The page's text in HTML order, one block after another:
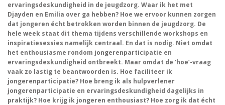
ervaringsdeskundigheid in de jeugdzorg. Waar ik het met
Djayden en Emilia over ga hebben? Hoe we ervoor kunnen zorgen
dat jongeren écht betrokken worden binnen de jeugdzorg. De
hele week staat dit thema tijdens verschillende workshops en
inspiratiesessies namelijk centraal. En dat is nodig. Niet omdat
het enthousiasme rondom jongerenparticipatie en
ervaringsdeskundigheid ontbreekt. Maar omdat de ‘hoe’-vraag
vaak zo lastig te beantwoorden is. Hoe faciliteer ik
jongerenparticipatie? Hoe breng ik als hulpverlener
jongerenparticipatie en ervaringsdeskundigheid dagelijks in
praktijk? Hoe krijg ik jongeren enthousiast? Hoe zorg ik dat écht